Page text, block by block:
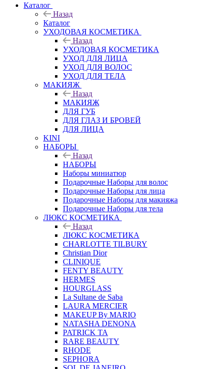
Каталог
Назад
Каталог
УХОДОВАЯ КОСМЕТИКА
Назад
УХОДОВАЯ КОСМЕТИКА
УХОД ДЛЯ ЛИЦА
УХОД ДЛЯ ВОЛОС
УХОД ДЛЯ ТЕЛА
МАКИЯЖ
Назад
МАКИЯЖ
ДЛЯ ГУБ
ДЛЯ ГЛАЗ И БРОВЕЙ
ДЛЯ ЛИЦА
KINI
НАБОРЫ
Назад
НАБОРЫ
Наборы миниатюр
Подарочные Наборы для волос
Подарочные Наборы для лица
Подарочные Наборы для макияжа
Подарочные Наборы для тела
ЛЮКС КОСМЕТИКА
Назад
ЛЮКС КОСМЕТИКА
CHARLOTTE TILBURY
Christian Dior
CLINIQUE
FENTY BEAUTY
HERMES
HOURGLASS
La Sultane de Saba
LAURA MERCIER
MAKEUP By MARIO
NATASHA DENONA
PATRICK TA
RARE BEAUTY
RHODE
SEPHORA